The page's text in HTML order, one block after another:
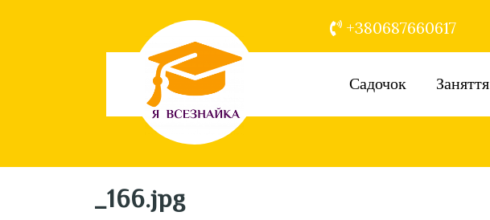
+380687660617
Садочок Заняття
_166.jpg